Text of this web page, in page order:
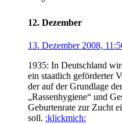
12. Dezember
13. Dezember 2008,
1935: In Deutschland
ein staatlich geförderter
der auf der Grundlage
„Rassenhygiene“ und
Geburtenrate zur Zucht
soll. :klickmich: